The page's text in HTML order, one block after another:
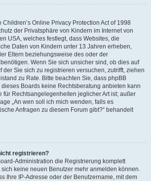
Online Privacy Protection Act of 1998
der Privatsphäre von Kindern im Internet von
USA, welches festlegt, dass Websites, die
Daten von Kindern unter 13 Jahren erheben,
Eltern beziehungsweise des oder der
Wenn Sie sich unsicher sind, ob dies auf
der Sie sich zu registrieren versuchen, zutrifft, ziehen
zu Rate. Bitte beachten Sie, dass phpBB
Boards keine Rechtsberatung anbieten kann
für Rechtsangelegenheiten jeglicher Art ist; außer
„An wen soll ich mich wenden, falls es
Anfragen zu diesem Forum gibt?“ behandelt
registrieren?
Administration die Registrierung komplett
keine neuen Benutzer mehr anmelden können.
Ihre IP-Adresse oder der Benutzername, mit dem